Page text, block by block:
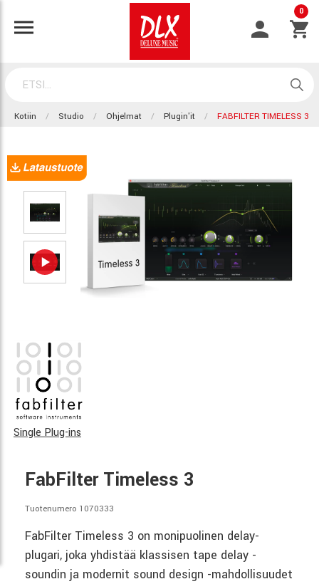
0
Kotiin Studio Ohjelmat Plugin'it FABFILTER TIMELESS 3
Single Plug-ins
FabFilter Timeless 3
Tuotenumero 1070333
FabFilter Timeless 3 on monipuolinen delay-
plugari, joka yhdistää klassisen tape delay -
soundin ja modernit sound design -mahdollisuudet